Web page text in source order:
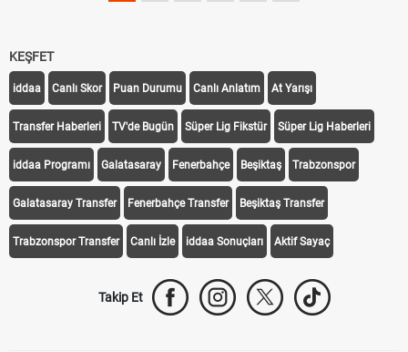
KEŞFET
iddaa Canlı Skor Puan Durumu Canlı Anlatım At Yarışı
Transfer Haberleri TV'de Bugün Süper Lig Fikstür Süper Lig Haberleri
iddaa Programı Galatasaray Fenerbahçe Beşiktaş Trabzonspor
Galatasaray Transfer Fenerbahçe Transfer Beşiktaş Transfer
Canlı İzle iddaa Sonuçları Aktif Sayaç